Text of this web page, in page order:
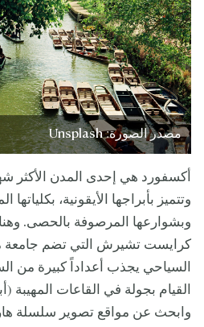
مصدر الصورة: Unsplash
أكسفورد هي إحدى المدن الأكثر
وتتميز بأبراجها الأيقونية،
وبشوارعها المرصوفة بالحصى.
كرايست تشيرش التي تضم جامعة
السياحي يجذب أعداداً كبيرة من
القيام بجولة في القاعات المهيبة
وابحث عن مواقع تصوير سلسلة